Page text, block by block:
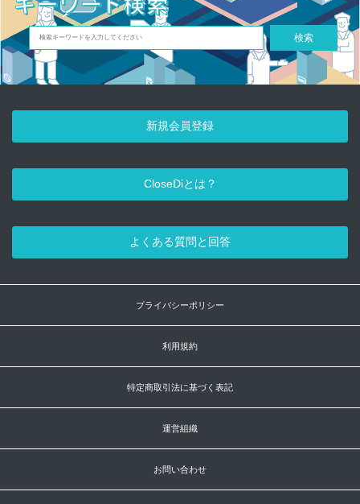
検索
新規会員登録
CloseDiとは？
よくある質問と回答
プライバシーポリシー
利用規約
特定商取引法に基づく表記
運営組織
お問い合わせ